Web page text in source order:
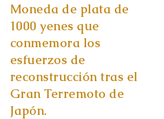
Moneda de plata de
1000 yenes que
conmemora los
esfuerzos de
reconstrucción tras el
Gran Terremoto de
Japón.